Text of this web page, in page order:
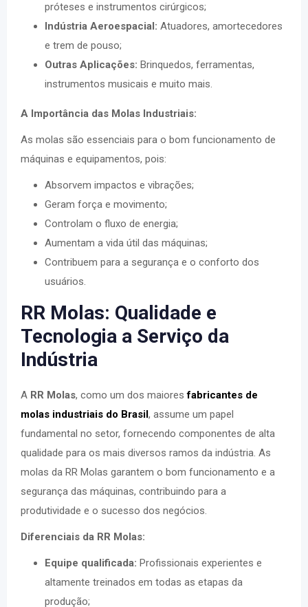
próteses e instrumentos cirúrgicos;
Indústria Aeroespacial: Atuadores, amortecedores
e trem de pouso;
Outras Aplicações: Brinquedos, ferramentas,
instrumentos musicais e muito mais.
A Importância das Molas Industriais:
As molas são essenciais para o bom funcionamento de
máquinas e equipamentos, pois:
Absorvem impactos e vibrações;
Geram força e movimento;
Controlam o fluxo de energia;
Aumentam a vida útil das máquinas;
Contribuem para a segurança e o conforto dos
usuários.
RR Molas: Qualidade e
Tecnologia a Serviço da
Indústria
A RR Molas, como um dos maioresfabricantes de
molas industriais do Brasil, assume um papel
fundamental no setor, fornecendo componentes de alta
qualidade para os mais diversos ramos da indústria. As
molas da RR Molas garantem o bom funcionamento e a
segurança das máquinas, contribuindo para a
produtividade e o sucesso dos negócios.
Diferenciais da RR Molas:
Equipe qualificada: Profissionais experientes e
altamente treinados em todas as etapas da
produção;